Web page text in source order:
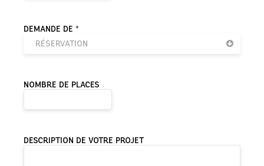
DEMANDE DE *
RÉSERVATION
NOMBRE DE PLACES
DESCRIPTION DE VOTRE PROJET